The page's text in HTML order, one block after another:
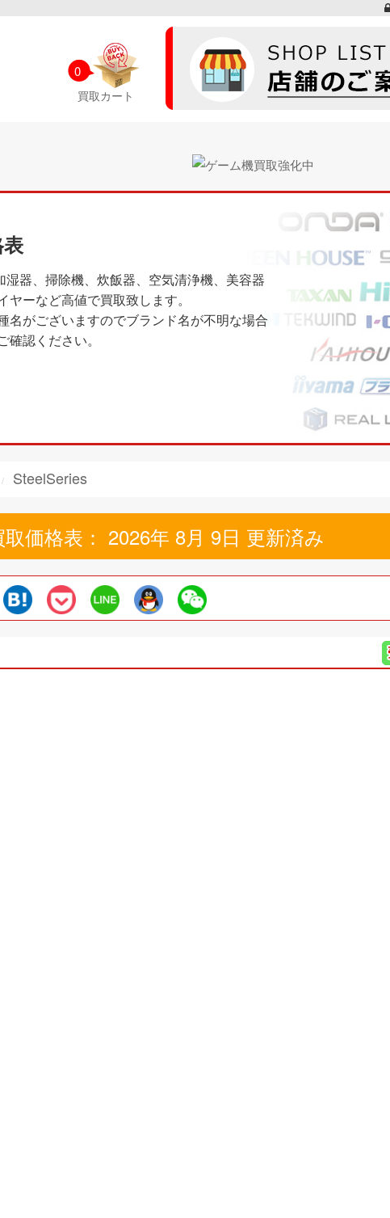
0
買取カート
器、掃除機、炊飯器、空気清浄機、美容器
ーなど高値で買取致します。
名がございますのでブランド名が不明な場合
認ください。
SteelSeries
価格表： 2026年 8月 9日 更新済み